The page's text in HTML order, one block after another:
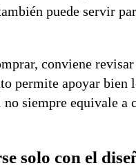
puede servir
conviene
permite apoyar bien
siempre equivale a
solo con el